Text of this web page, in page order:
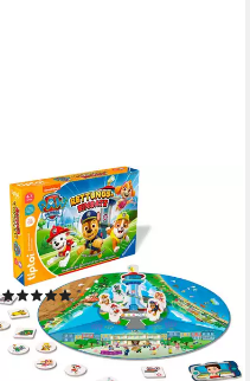
RAVENSBURGER
Spiel tiptoi® PAW Patrol
Rettungseinsatz, Kinderspiel,
Made in Europe
(14)
ab 17,36 € UVP19,99 €
-13%
lieferbar - in 1-2 Werktagen bei dir